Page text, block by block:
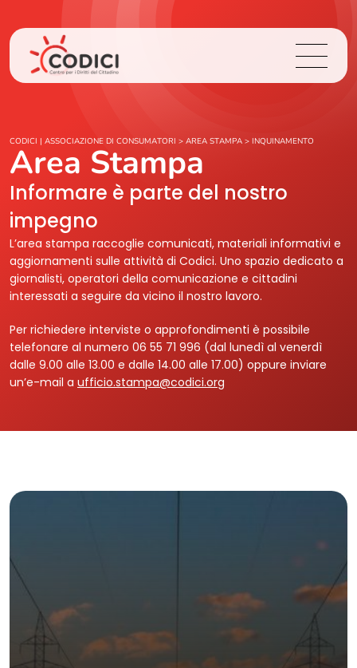
Chi Siamo
Cosa Facciamo
Area Stampa
Contatti
Login
CODICI | ASSOCIAZIONE DI CONSUMATORI > AREA STAMPA > INQUINAMENTO
Area Stampa
Informare è parte del nostro
impegno
L’area stampa raccoglie comunicati, materiali informativi e
aggiornamenti sulle attività di Codici. Uno spazio dedicato a
giornalisti, operatori della comunicazione e cittadini
interessati a seguire da vicino il nostro lavoro.
Per richiedere interviste o approfondimenti è possibile
telefonare al numero 06 55 71 996 (dal lunedì al venerdì
dalle 9.00 alle 13.00 e dalle 14.00 alle 17.00) oppure inviare
un’e-mail a ufficio.stampa@codici.org